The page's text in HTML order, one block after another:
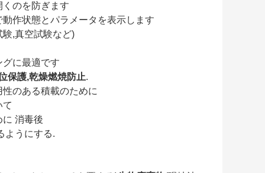
のを防ぎます
作状態とパラメータを表示します
,真空試験など)
に最適です
保護,乾燥燃焼防止.
性のある積載のために
て
消毒後
ようにする.